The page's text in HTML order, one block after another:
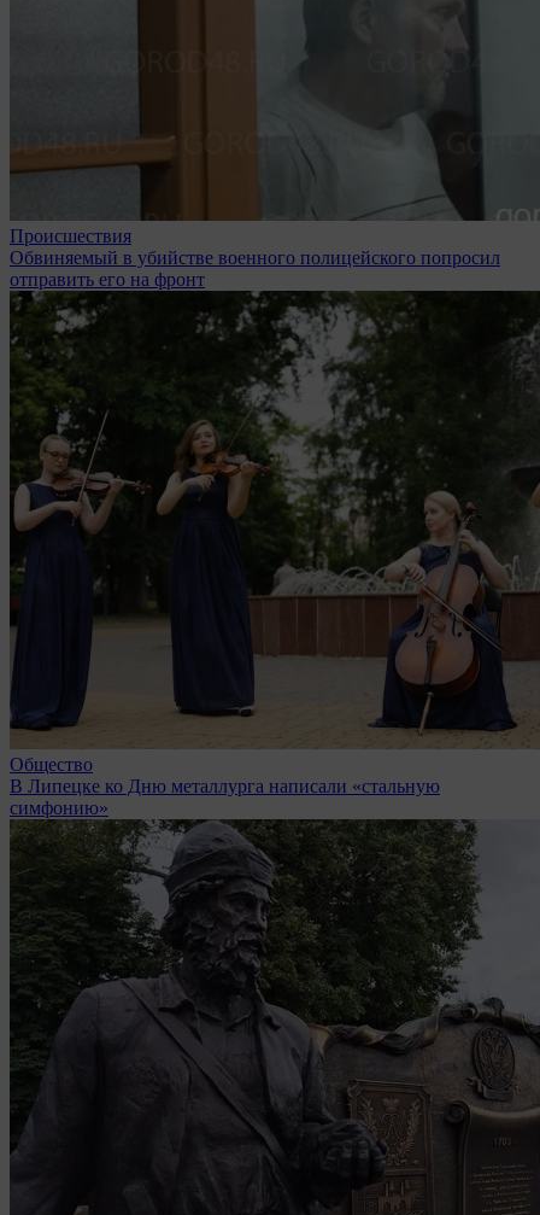
Происшествия
Обвиняемый в убийстве военного полицейского попросил
отправить его на фронт
Общество
В Липецке ко Дню металлурга написали «стальную
симфонию»